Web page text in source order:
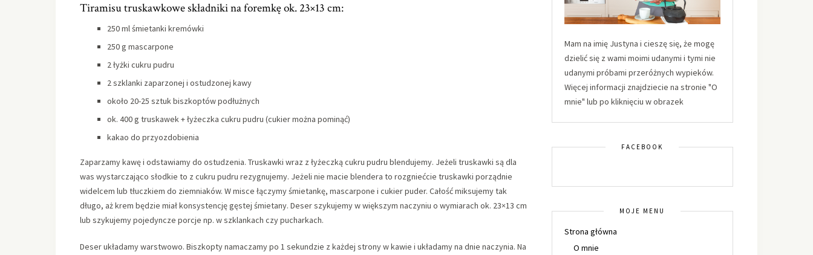
Tiramisu truskawkowe składniki na foremkę ok. 23×13 cm:
250 ml śmietanki kremówki
250 g mascarpone
2 łyżki cukru pudru
2 szklanki zaparzonej i ostudzonej kawy
około 20-25 sztuk biszkoptów podłużnych
ok. 400 g truskawek + łyżeczka cukru pudru (cukier można pominąć)
kakao do przyozdobienia
Zaparzamy kawę i odstawiamy do ostudzenia. Truskawki wraz z łyżeczką cukru pudru blendujemy. Jeżeli truskawki są dla
was wystarczająco słodkie to z cukru pudru rezygnujemy. Jeżeli nie macie blendera to rozgniećcie truskawki porządnie
widelcem lub tłuczkiem do ziemniaków. W misce łączymy śmietankę, mascarpone i cukier puder. Całość miksujemy tak
długo, aż krem będzie miał konsystencję gęstej śmietany. Deser szykujemy w większym naczyniu o wymiarach ok. 23×13 cm
lub szykujemy pojedyncze porcje np. w szklankach czy pucharkach.
Deser układamy warstwowo. Biszkopty namaczamy po 1 sekundzie z każdej strony w kawie i układamy na dnie naczynia. Na
Mam na imię Justyna i cieszę się, że mogę
dzielić się z wami moimi udanymi i tymi nie
udanymi próbami przeróżnych wypieków.
Więcej informacji znajdziecie na stronie "O
mnie" lub po kliknięciu w obrazek
FACEBOOK
MOJE MENU
Strona główna
O mnie